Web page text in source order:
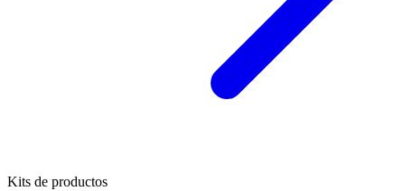
Kits de productos